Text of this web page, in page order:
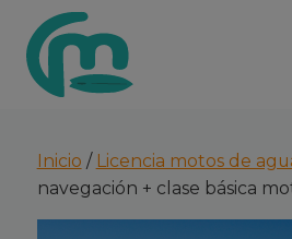
Saltar
navegación
Saltar
contenido
principal
Saltar
barra
principal
Inicio / Licencia motos de
navegación + clase básica